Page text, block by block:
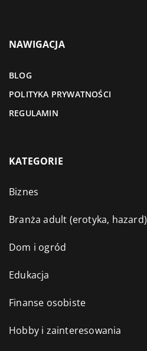
NAWIGACJA
BLOG
POLITYKA PRYWATNOŚCI
REGULAMIN
KATEGORIE
Biznes
Branża adult (erotyka, hazard)
Dom i ogród
Edukacja
Finanse osobiste
Hobby i zainteresowania